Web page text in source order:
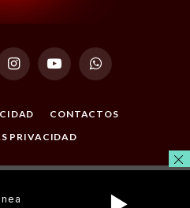
InstagramYouTubeWhatsApp
CONTACTOS
PRIVACIDAD
Desarrollado por